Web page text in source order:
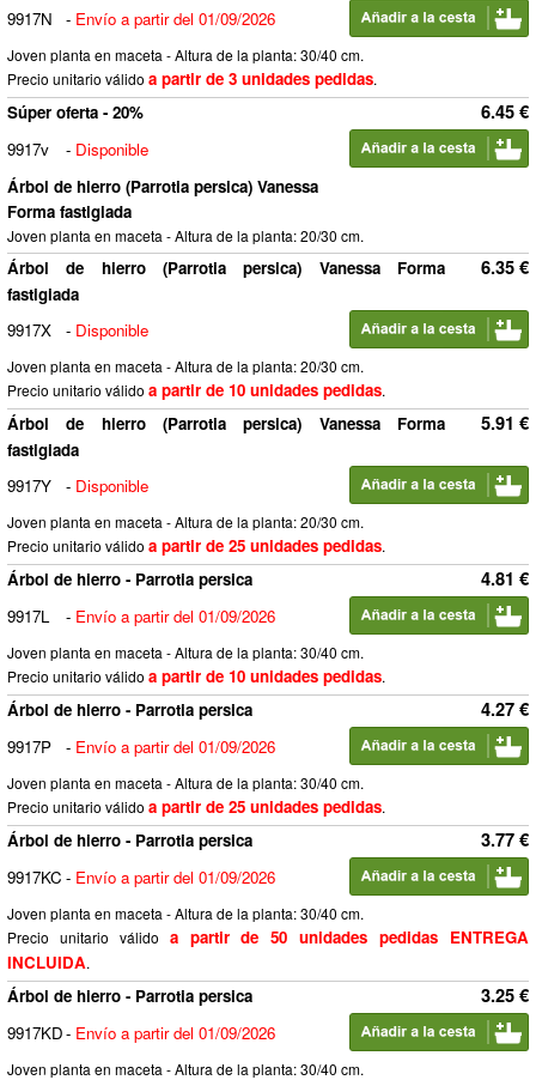
9917N
- Envío a partir del 01/09/2026
Joven planta en maceta - Altura de la planta: 30/40 cm.
Precio unitario válido a partir de 3 unidades pedidas.
6.45 €
Súper oferta - 20%
9917v
- Disponible
Árbol de hierro (Parrotia persica) Vanessa
Forma fastigiada
Joven planta en maceta - Altura de la planta: 20/30 cm.
6.35 €
Árbol de hierro (Parrotia persica) Vanessa Forma
fastigiada
9917X
- Disponible
Joven planta en maceta - Altura de la planta: 20/30 cm.
Precio unitario válido a partir de 10 unidades pedidas.
5.91 €
Árbol de hierro (Parrotia persica) Vanessa Forma
fastigiada
9917Y
- Disponible
Joven planta en maceta - Altura de la planta: 20/30 cm.
Precio unitario válido a partir de 25 unidades pedidas.
4.81 €
Árbol de hierro - Parrotia persica
9917L
- Envío a partir del 01/09/2026
Joven planta en maceta - Altura de la planta: 30/40 cm.
Precio unitario válido a partir de 10 unidades pedidas.
4.27 €
Árbol de hierro - Parrotia persica
9917P
- Envío a partir del 01/09/2026
Joven planta en maceta - Altura de la planta: 30/40 cm.
Precio unitario válido a partir de 25 unidades pedidas.
3.77 €
Árbol de hierro - Parrotia persica
9917KC - Envío a partir del 01/09/2026
Joven planta en maceta - Altura de la planta: 30/40 cm.
Precio unitario válido a partir de 50 unidades pedidas ENTREGA
INCLUIDA.
3.25 €
Árbol de hierro - Parrotia persica
9917KD- Envío a partir del 01/09/2026
Joven planta en maceta - Altura de la planta: 30/40 cm.